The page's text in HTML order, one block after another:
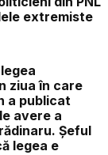
extremiste
ziua în care
a publicat
avere a
Șeful
legea e